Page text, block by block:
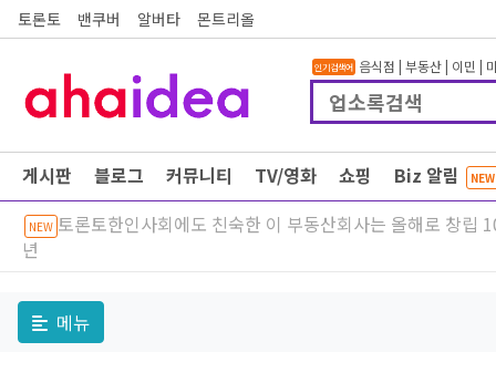
토론토 밴쿠버 알버타 몬트리올
인기검색어 음식점 | 부동산| 이민 |
게시판 블로그 커뮤니티 TV/영화 쇼핑 Biz 알림 NEW
NEW 토론토한인사회에도 친숙한 이 부동산회사는 올해로 창립
년
메뉴